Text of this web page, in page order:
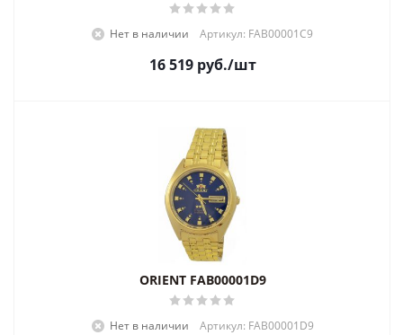
Нет в наличии Артикул: FAB00001C9
16 519руб./шт
ORIENT FAB00001D9
Нет в наличии Артикул: FAB00001D9